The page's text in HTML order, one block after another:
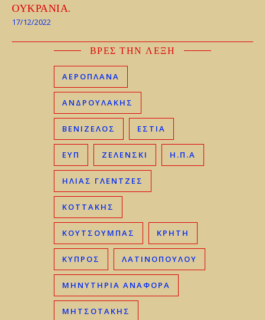
ΟΥΚΡΑΝΙΑ.
17/12/2022
ΒΡΕΣ ΤΗΝ ΛΕΞΗ
ΑΕΡΟΠΛΑΝΑ
ΑΝΔΡΟΥΛΑΚΗΣ
ΒΕΝΙΖΈΛΟΣ ΕΣΤΙΑ
ΕΥΠ ΖΕΛΕΝΣΚΙ Η.Π.Α
ΗΛΊΑΣ ΓΛΕΝΤΖΈΣ
ΚΟΤΤΑΚΗΣ
ΚΟΥΤΣΟΥΜΠΑΣ ΚΡΉΤΗ
ΚΎΠΡΟΣ ΛΑΤΙΝΟΠΟΥΛΟΥ
ΜΗΝΥΤΗΡΙΑ ΑΝΑΦΟΡΑ
ΜΗΤΣΟΤΆΚΗΣ